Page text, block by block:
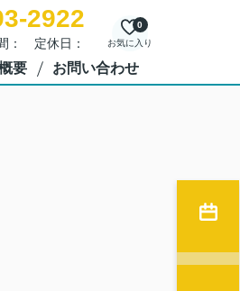
2922
： 定休日： お気に入り
0
要 お問い合わせ